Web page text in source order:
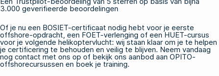
3.000 geverifieerde beoordelingen
Of je nu een BOSIET-certificaat nodig hebt voor je eerste
offshore-opdracht, een FOET-verlenging of eenHUET-cursus
voor je volgende helikoptervlucht: wij staan klaar om je te helpen
je certificering te behouden en veilig te blijven. Neem vandaag
nog contact met ons op of bekijk ons aanbod aan OPITO-
offshorecursussen en boek je training.